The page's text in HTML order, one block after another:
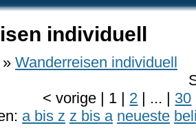
individuell
Wanderreisen individuell
<vorige | 1 | 2 | ... | 30
a bis z z bis a neueste